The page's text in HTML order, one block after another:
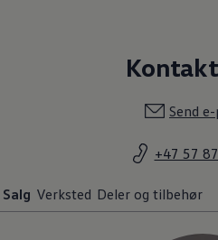
Send
+47 57
Salg Verksted Deler og tilbehør